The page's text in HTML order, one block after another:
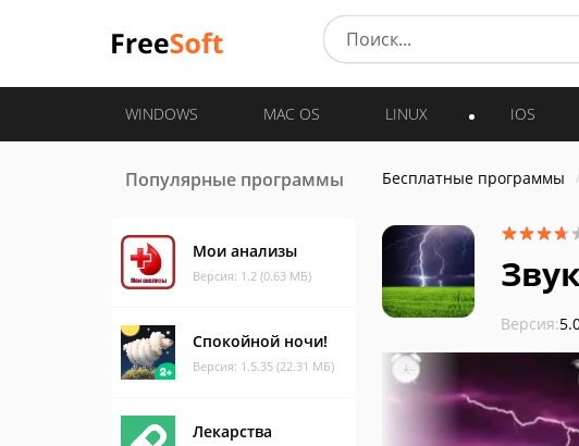
WINDOWS MAC OS LINUX IOS
Популярные программы
Мои анализы
Версия: 1.2 (0.63 МБ)
Спокойной ночи!
Версия: 1.5.35 (22.31 МБ)
Лекарства
Бесплатные программы
Версия: